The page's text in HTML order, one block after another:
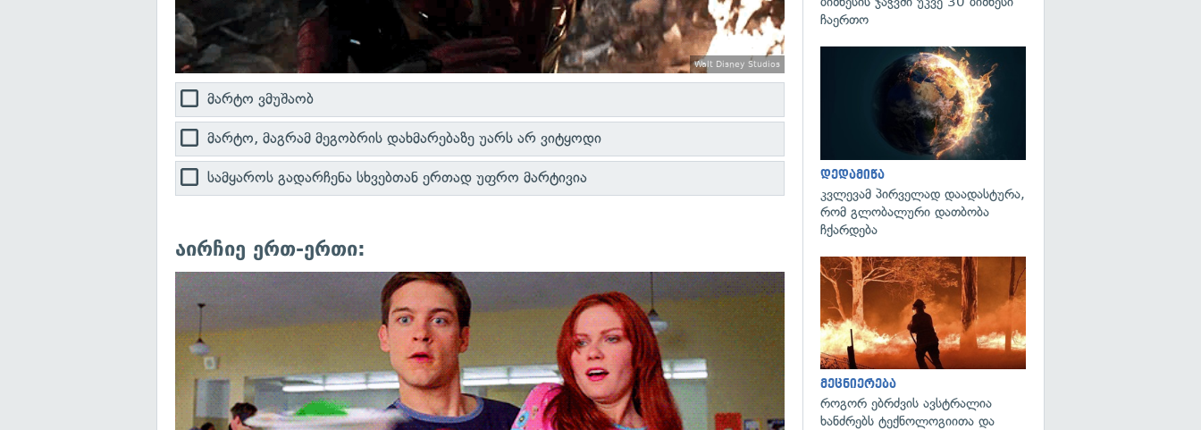
Walt Disney Studios
მარტო ვმუშაობ
მარტო, მაგრამ მეგობრის დახმარებაზე უარს არ ვიტყოდი
სამყაროს გადარჩენა სხვებთან ერთად უფრო მარტივია
აირჩიე ერთ-ერთი:
ჩაერთო
დედამიწა
კვლევამ პირველად დაადასტურა,
რომ გლობალური დათბობა
ჩქარდება
მეცნიერება
როგორ ებრძვის ავსტრალია
ხანძრებს ტექნოლოგიითა და